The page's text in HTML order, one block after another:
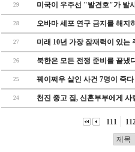
29 미국이 우주선 "발견호"가 발
28 오바마 세포 연구 금지를 해지
27 미래 10년 가장 잠재력이 있는
26 북한은 모든 전쟁 준비를 끝냈
25 꿰이쩌우 살인 사건 7명이 죽다
24 천진 중고 집, 신혼부부에게 사
111